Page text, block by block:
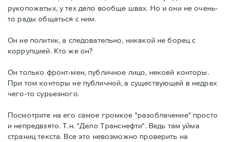
рукопожатых, у тех дело вообще швах. Но и они не очень-
то рады общаться с ним.
Он не политик, а следовательно, никакой не борец с
коррупцией. Кто же он?
Он только фронт-мен, публичное лицо, некоей конторы.
При том конторы не публичной, а существующей в недрах
чего-то сурьезного.
Посмотрите на его самое громкое "разоблачение" просто
и непредвзято. Т.н. "Дело Транснефти". Ведь там уйма
страниц текста. Все это невозможно проверить на